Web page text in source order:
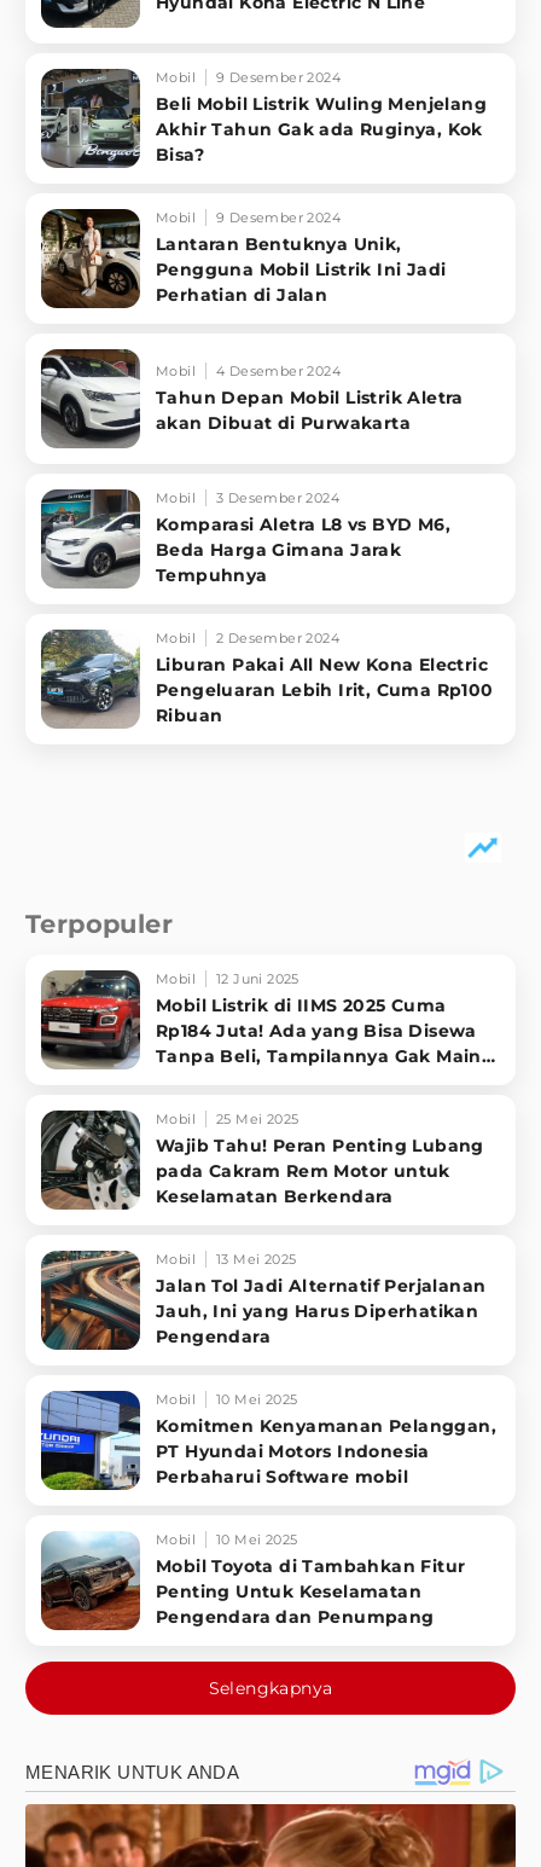
Mobil 9 Desember 2024
Beli Mobil Listrik Wuling Menjelang
Akhir Tahun Gak ada Ruginya, Kok
Bisa?
Mobil 9 Desember 2024
Lantaran Bentuknya Unik,
Pengguna Mobil Listrik Ini Jadi
Perhatian di Jalan
Mobil 4 Desember 2024
Tahun Depan Mobil Listrik Aletra
akan Dibuat di Purwakarta
Mobil 3 Desember 2024
Komparasi Aletra L8 vs BYD M6,
Beda Harga Gimana Jarak
Tempuhnya
Mobil 2 Desember 2024
Liburan Pakai All New Kona Electric
Pengeluaran Lebih Irit, Cuma Rp100
Ribuan
Terpopuler
Mobil 12 Juni 2025
Mobil Listrik di IIMS 2025 Cuma
Rp184 Juta! Ada yang Bisa Disewa
Tanpa Beli, Tampilannya Gak Main-
Mobil 25 Mei 2025
Wajib Tahu! Peran Penting Lubang
pada Cakram Rem Motor untuk
Keselamatan Berkendara
Mobil 13 Mei 2025
Jalan Tol Jadi Alternatif Perjalanan
Jauh, Ini yang Harus Diperhatikan
Pengendara
Mobil 10 Mei 2025
Komitmen Kenyamanan Pelanggan,
PT Hyundai Motors Indonesia
Perbaharui Software mobil
Mobil 10 Mei 2025
Mobil Toyota di Tambahkan Fitur
Penting Untuk Keselamatan
Pengendara dan Penumpang
Selengkapnya